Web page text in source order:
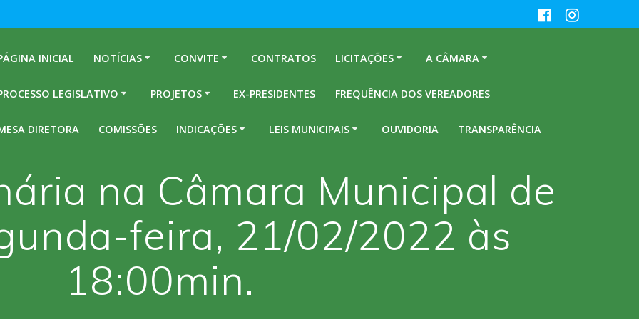
INICIAL NOTÍCIAS CONVITE CONTRATOS LICITAÇÕES A CÂMARA
LEGISLATIVO PROJETOS EX-PRESIDENTES FREQUÊNCIA DOS VEREADORES
DIRETORA COMISSÕES INDICAÇÕES LEIS MUNICIPAIS OUVIDORIA TRANSPARÊNCIA
na Câmara Municipal de
feira, 21/02/2022 às
18:00min.